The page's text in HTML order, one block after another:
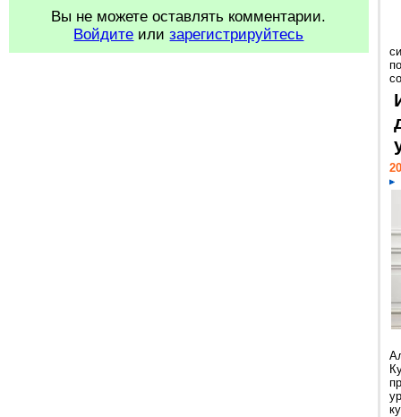
Вы не можете оставлять комментарии.
Войдите илизарегистрируйтесь